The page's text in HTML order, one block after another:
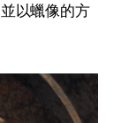
以蠟像的方